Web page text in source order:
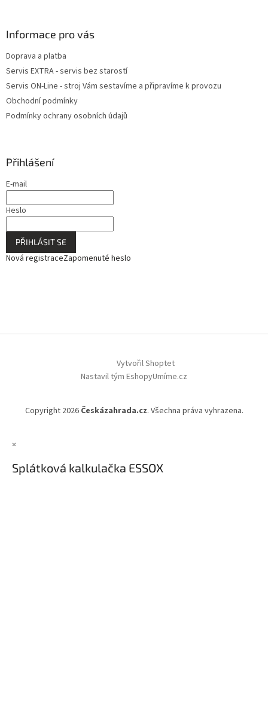
Informace pro vás
Doprava a platba
Servis EXTRA - servis bez starostí
Servis ON-Line - stroj Vám sestavíme a připravíme k provozu
Obchodní podmínky
Podmínky ochrany osobních údajů
Přihlášení
E-mail
Heslo
PŘIHLÁSIT SE
Nová registraceZapomenuté heslo
Vytvořil Shoptet
Nastavil tým EshopyUmíme.cz
Copyright 2026 Českázahrada.cz. Všechna práva vyhrazena.
×
Splátková kalkulačka ESSOX